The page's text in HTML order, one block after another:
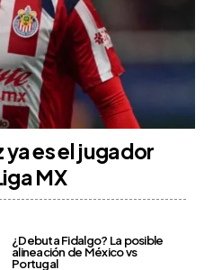
es el jugador
MX
¿Debuta Fidalgo? La posible
alineación de México vs
Portugal